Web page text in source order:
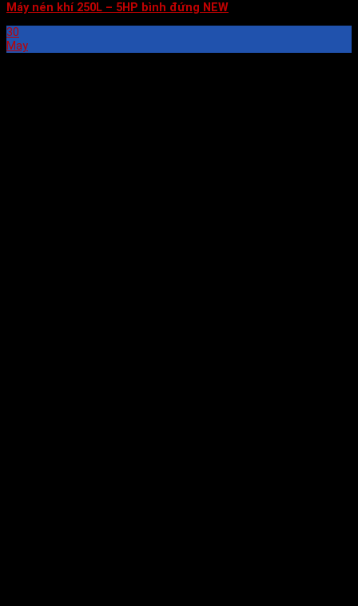
Máy nén khí 250L – 5HP bình đứng NEW
30
May